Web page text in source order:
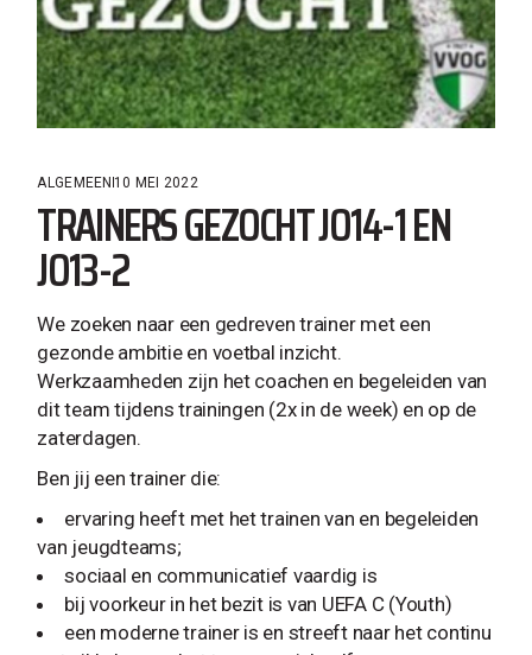
ALGEMEEN 10 MEI 2022
TRAINERS GEZOCHT JO14-1 EN
JO13-2
We zoeken naar een gedreven trainer met een
gezonde ambitie en voetbal inzicht.
Werkzaamheden zijn het coachen en begeleiden van
dit team tijdens trainingen (2x in de week) en op de
zaterdagen.
Ben jij een trainer die:
ervaring heeft met het trainen van en begeleiden
van jeugdteams;
sociaal en communicatief vaardig is
bij voorkeur in het bezit is van UEFA C (Youth)
een moderne trainer is en streeft naar het continu